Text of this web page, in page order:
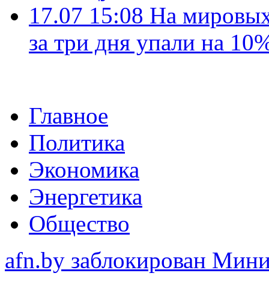
17.07 15:08 На
за три дня упали на
Главное
Политика
Экономика
Энергетика
Общество
afn.by заблокирован